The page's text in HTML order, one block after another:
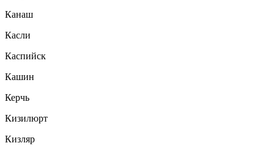
Канаш
Касли
Каспийск
Кашин
Керчь
Кизилюрт
Кизляр